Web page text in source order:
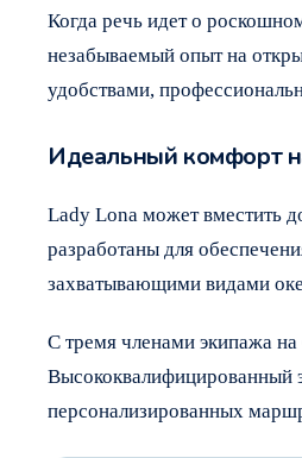
Когда речь идет о
незабываемый опыт на
удобствами,
Идеальный комфорт
Lady Lona может вместить
разработаны для
захватывающими видами
С тремя членами экипажа
Высококвалифицированный
персонализированных